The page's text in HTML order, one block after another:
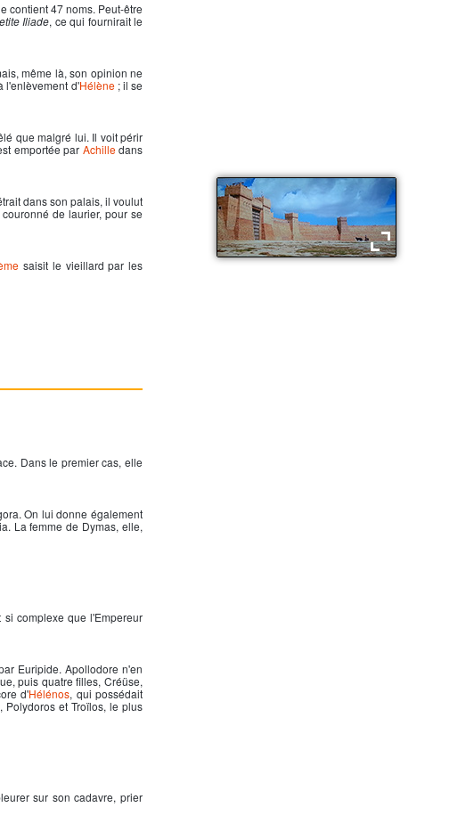
contient 47 noms. Peut-être
Iliade, ce qui fournirait le
même là, son opinion ne
l'enlèvement d'Hélène; il se
que malgré lui. Il voit périr
emportée par Achilledans
dans son palais, il voulut
de laurier, pour se
saisit le vieillard par les
Dans le premier cas, elle
On lui donne également
La femme de Dymas, elle,
complexe que l'Empereur
Euripide. Apollodore n'en
puis quatre filles, Créüse,
d'Hélénos, qui possédait
Polydoros et Troïlos, le plus
sur son cadavre, prier